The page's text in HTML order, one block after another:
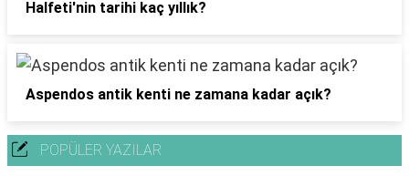
Halfeti'nin tarihi kaç yıllık?
Aspendos antik kenti ne zamana kadar açık?
POPÜLER YAZILAR